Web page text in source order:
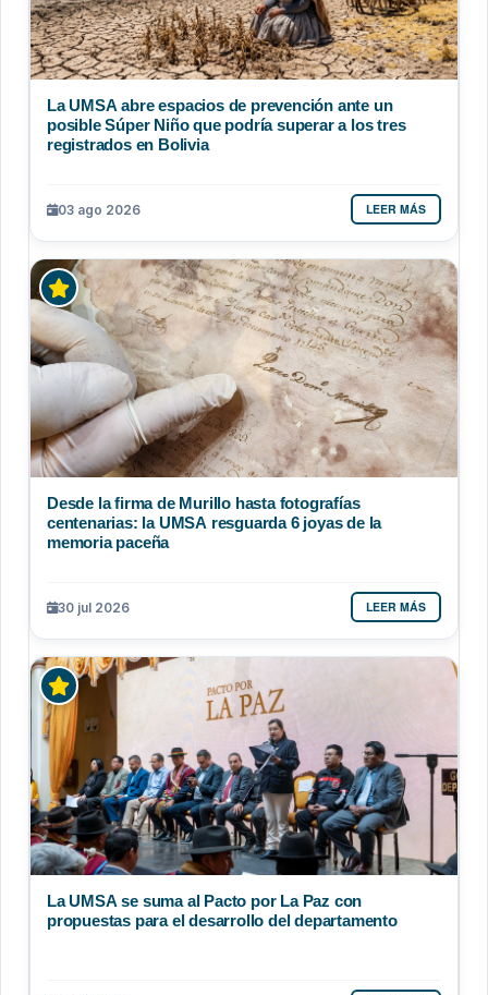
La UMSA abre espacios de prevención ante un
posible Súper Niño que podría superar a los tres
registrados en Bolivia
03 ago 2026 LEER MÁS
Desde la firma de Murillo hasta fotografías
centenarias: la UMSA resguarda 6 joyas de la
memoria paceña
30 jul 2026 LEER MÁS
La UMSA se suma al Pacto por La Paz con
propuestas para el desarrollo del departamento